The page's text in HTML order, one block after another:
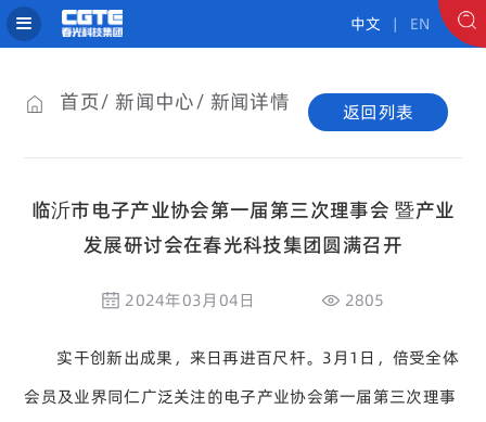
中文 | EN
首页 新闻中心 新闻详情 返回列表
临沂市电子产业协会第一届第三次理事会 暨产业
发展研讨会在春光科技集团圆满召开
2024年03月04日 2805
实干创新出成果，来日再进百尺杆。3月1日，倍受全体
会员及业界同仁广泛关注的电子产业协会第一届第三次理事